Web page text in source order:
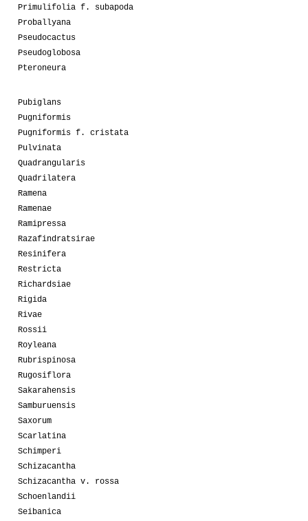
Primulifolia f. subapoda
Proballyana
Pseudocactus
Pseudoglobosa
Pteroneura
Pubiglans
Pugniformis
Pugniformis f. cristata
Pulvinata
Quadrangularis
Quadrilatera
Ramena
Ramenae
Ramipressa
Razafindratsirae
Resinifera
Restricta
Richardsiae
Rigida
Rivae
Rossii
Royleana
Rubrispinosa
Rugosiflora
Sakarahensis
Samburuensis
Saxorum
Scarlatina
Schimperi
Schizacantha
Schizacantha v. rossa
Schoenlandii
Seibanica